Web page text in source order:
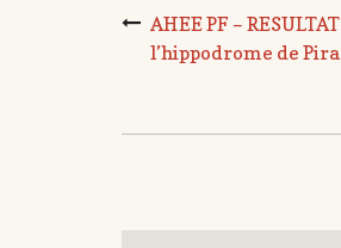
AHEE PF –
l’hippodrome de